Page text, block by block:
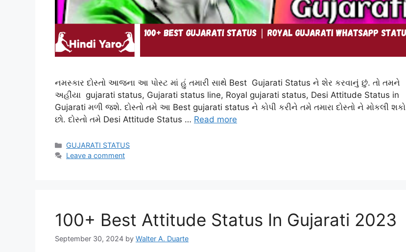
નમસ્કાર દોસ્તો આજના આ પોસ્ટ માં હું તમારી સાથે Best Gujarati Status ને શેર કરવાનું છું. તો તમને
અહીંયા gujarati status, Gujarati status line, Royal gujarati status, Desi Attitude Status in
Gujarati મળી જશે. દોસ્તો તમે આ Best gujarati status ને કોપી કરીને તમે તમારા દોસ્તો ને મોકલી શકો
છો. દોસ્તો તમે Desi Attitude Status … Read more
Categories
GUJARATI STATUS
Leave a comment
100+ Best Attitude Status In Gujarati 2023
September 30, 2024 by Walter A. Duarte